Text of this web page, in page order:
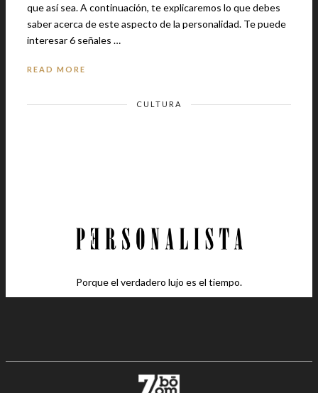
que así sea. A continuación, te explicaremos lo que debes
saber acerca de este aspecto de la personalidad. Te puede
interesar 6 señales …
READ MORE
CULTURA
Porque el verdadero lujo es el tiempo.